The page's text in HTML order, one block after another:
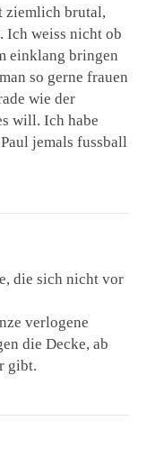
ziemlich brutal,
Ich weiss nicht ob
einklang bringen
so gerne frauen
wie der
will. Ich habe
jemals fussball
die sich nicht vor
verlogene
die Decke, ab
gibt.